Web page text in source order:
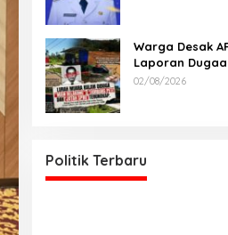
Warga Desak APH Usut
Laporan
Oknum Lurah
02/08/2026
Politik Terbaru
DPD PDI Perjuangan
Santun Dan Bersahabat
Di Politik, Sumsel |